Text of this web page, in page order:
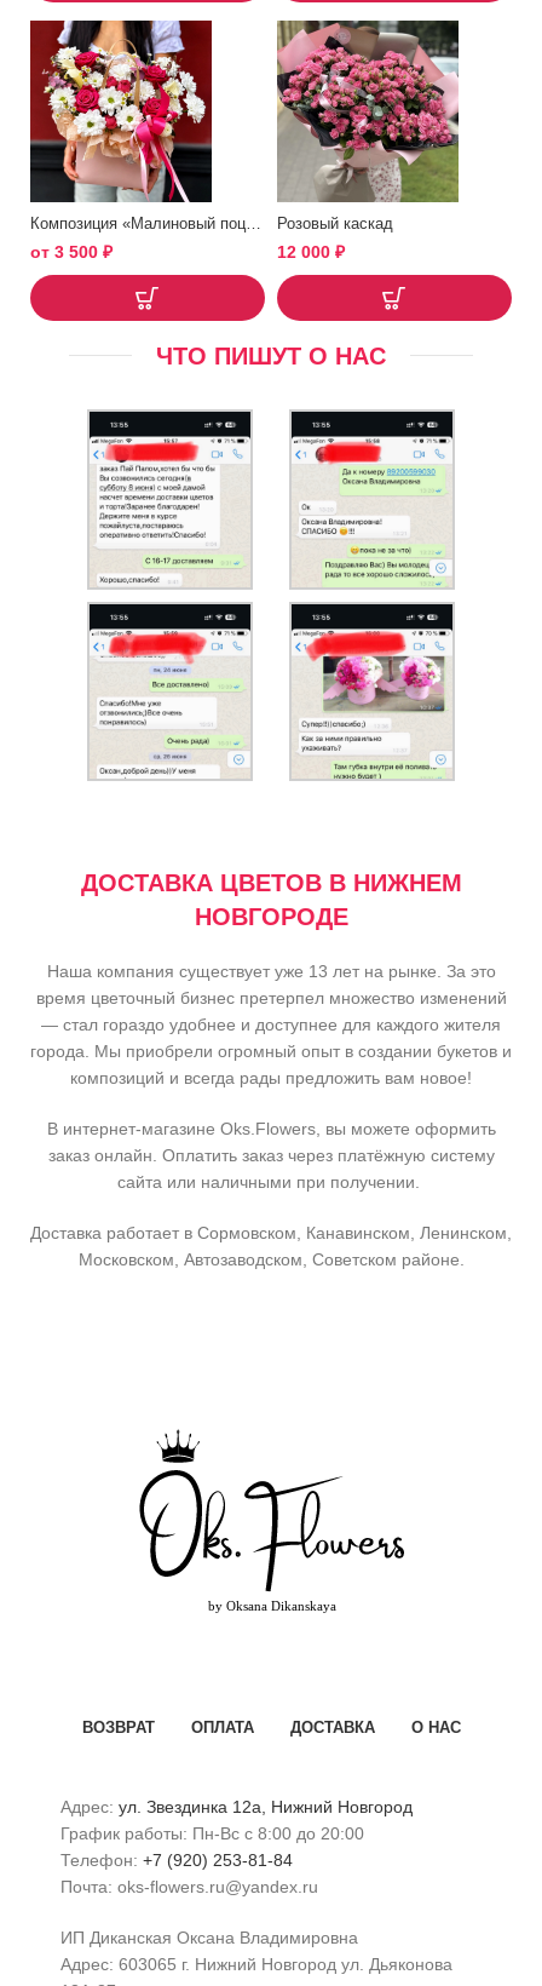
от 3 500 ₽
Розовый каскад
12 000 ₽
ЧТО ПИШУТ О НАС
ДОСТАВКА ЦВЕТОВ В НИЖНЕМ
НОВГОРОДЕ
Наша компания существует уже 13 лет на рынке. За это
время цветочный бизнес претерпел множество изменений
— стал гораздо удобнее и доступнее для каждого жителя
города. Мы приобрели огромный опыт в создании букетов и
композиций и всегда рады предложить вам новое!
В интернет-магазине Oks.Flowers, вы можете оформить
заказ онлайн. Оплатить заказ через платёжную систему
сайта или наличными при получении.
Доставка работает в Сормовском, Канавинском, Ленинском,
Московском, Автозаводском, Советском районе.
ВОЗВРАТ ОПЛАТА ДОСТАВКА О НАС
Адрес: ул. Звездинка 12а, Нижний Новгород
График работы: Пн-Вс с 8:00 до 20:00
Телефон: +7 (920) 253-81-84
Почта: oks-flowers.ru@yandex.ru
ИП Диканская Оксана Владимировна
Адрес: 603065 г. Нижний Новгород ул. Дьяконова